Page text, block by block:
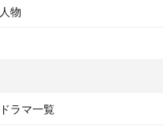
人物
ドラマ一覧